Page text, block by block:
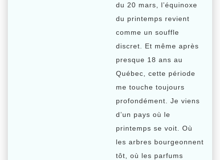
du 20 mars, l’équinoxe
du printemps revient
comme un souffle
discret. Et même après
presque 18 ans au
Québec, cette période
me touche toujours
profondément. Je viens
d’un pays où le
printemps se voit. Où
les arbres bourgeonnent
tôt, où les parfums